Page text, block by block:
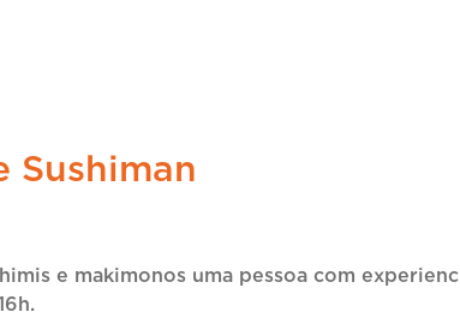
Sushiman
e makimonos uma pessoa com